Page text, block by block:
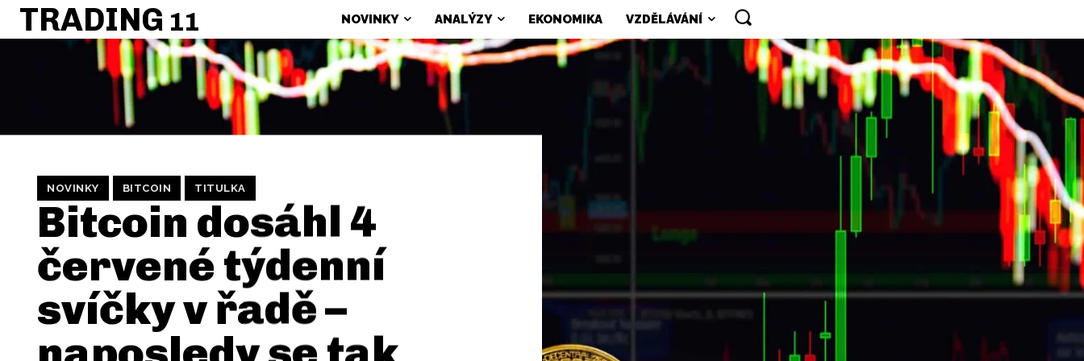
TRADING 11 NOVINKY ANALÝZY EKONOMIKA VZDĚLÁVÁNÍ
NOVINKY BITCOIN TITULKA
Bitcoin dosáhl 4
červené týdenní
svíčky v řadě –